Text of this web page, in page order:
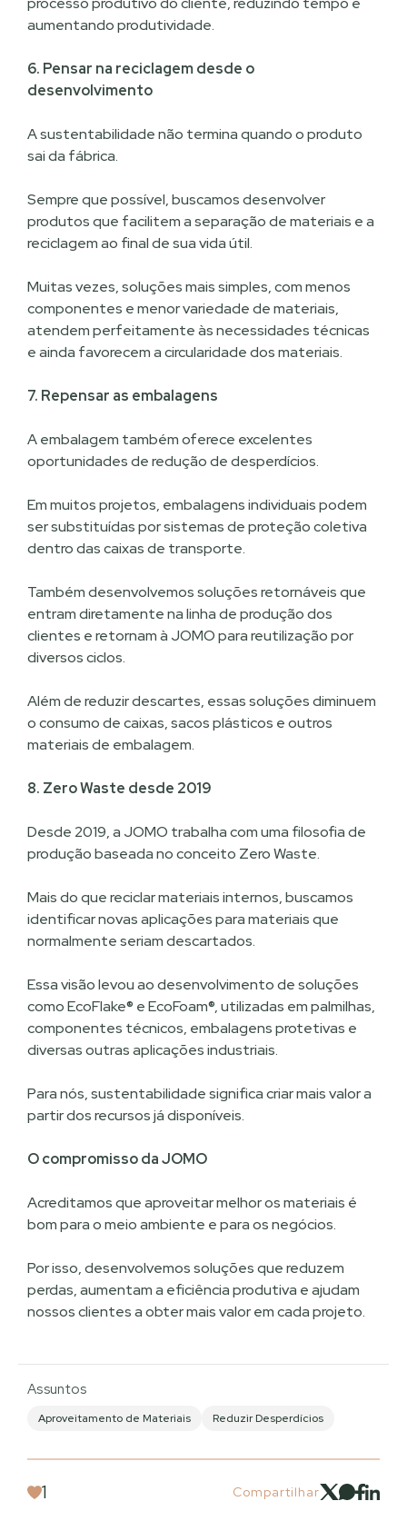
aumentando produtividade.
6. Pensar na reciclagem desde o
desenvolvimento
A sustentabilidade não termina quando o produto
sai da fábrica.
Sempre que possível, buscamos desenvolver
produtos que facilitem a separação de materiais e a
reciclagem ao final de sua vida útil.
Muitas vezes, soluções mais simples, com menos
componentes e menor variedade de materiais,
atendem perfeitamente às necessidades técnicas
e ainda favorecem a circularidade dos materiais.
7. Repensar as embalagens
A embalagem também oferece excelentes
oportunidades de redução de desperdícios.
Em muitos projetos, embalagens individuais podem
ser substituídas por sistemas de proteção coletiva
dentro das caixas de transporte.
Também desenvolvemos soluções retornáveis que
entram diretamente na linha de produção dos
clientes e retornam à JOMO para reutilização por
diversos ciclos.
Além de reduzir descartes, essas soluções diminuem
o consumo de caixas, sacos plásticos e outros
materiais de embalagem.
8. Zero Waste desde 2019
Desde 2019, a JOMO trabalha com uma filosofia de
produção baseada no conceito Zero Waste.
Mais do que reciclar materiais internos, buscamos
identificar novas aplicações para materiais que
normalmente seriam descartados.
Essa visão levou ao desenvolvimento de soluções
como EcoFlake® e EcoFoam®, utilizadas em palmilhas,
componentes técnicos, embalagens protetivas e
diversas outras aplicações industriais.
Para nós, sustentabilidade significa criar mais valor a
partir dos recursos já disponíveis.
O compromisso da JOMO
Acreditamos que aproveitar melhor os materiais é
bom para o meio ambiente e para os negócios.
Por isso, desenvolvemos soluções que reduzem
perdas, aumentam a eficiência produtiva e ajudam
nossos clientes a obter mais valor em cada projeto.
Assuntos
Aproveitamento de Materiais Reduzir Desperdícios
1 Compartilhar